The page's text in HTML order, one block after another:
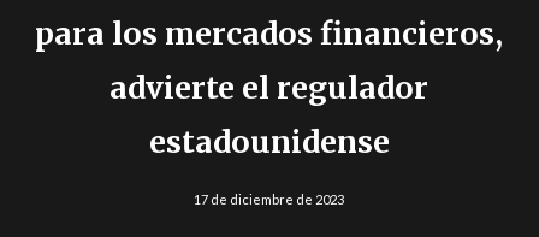
para los mercados financieros,
advierte el regulador
estadounidense
17 de diciembre de 2023